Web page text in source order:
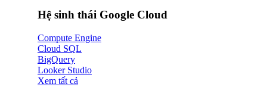
Hệ sinh thái Google Cloud
Compute Engine
Cloud SQL
BigQuery
Looker Studio
Xem tất cả